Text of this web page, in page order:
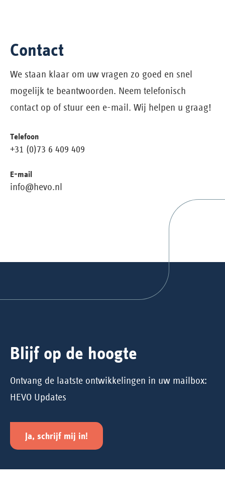
Contact
We staan klaar om uw vragen zo goed en snel
mogelijk te beantwoorden. Neem telefonisch
contact op of stuur een e-mail. Wij helpen u graag!
Telefoon
+31 (0)73 6 409 409
E-mail
info@hevo.nl
Blijf op de hoogte
Ontvang de laatste ontwikkelingen in uw mailbox:
HEVO Updates
Ja, schrijf mij in!